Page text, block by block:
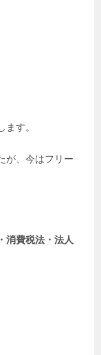
す。
が、今はフリー
消費税法・法人